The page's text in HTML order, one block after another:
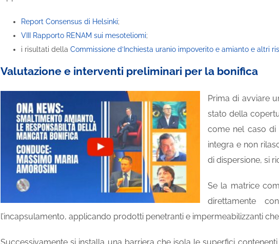
Report Consensus di Helsinki;
VIII Rapporto RENAM sui mesoteliomi;
i risultati della Commissione d’Inchiesta uranio impoverito e amianto e altri
Valutazione e interventi preliminari per la bonifica
Prima di avviare
stato della
come nel caso di
integra e non
di dispersione, si
Se la matrice
direttamente
l’incapsulamento, applicando prodotti penetranti e impermeabilizzanti
Successivamente si installa una barriera che isola le superfici